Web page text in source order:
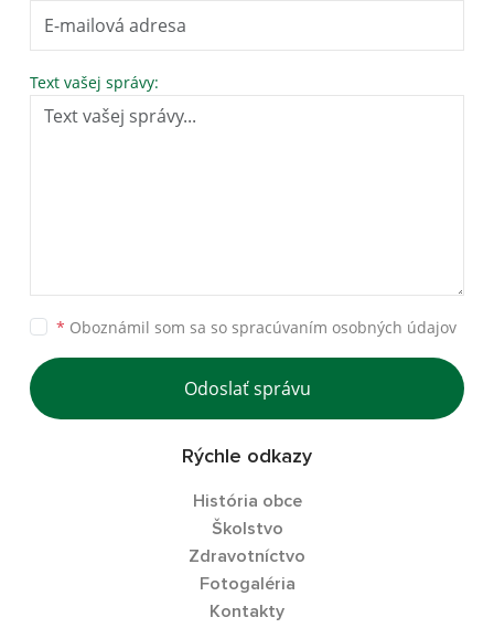
Text vašej správy:
* Oboznámil som sa so spracúvaním osobných údajov
Odoslať správu
Rýchle odkazy
História obce
Školstvo
Zdravotníctvo
Fotogaléria
Kontakty